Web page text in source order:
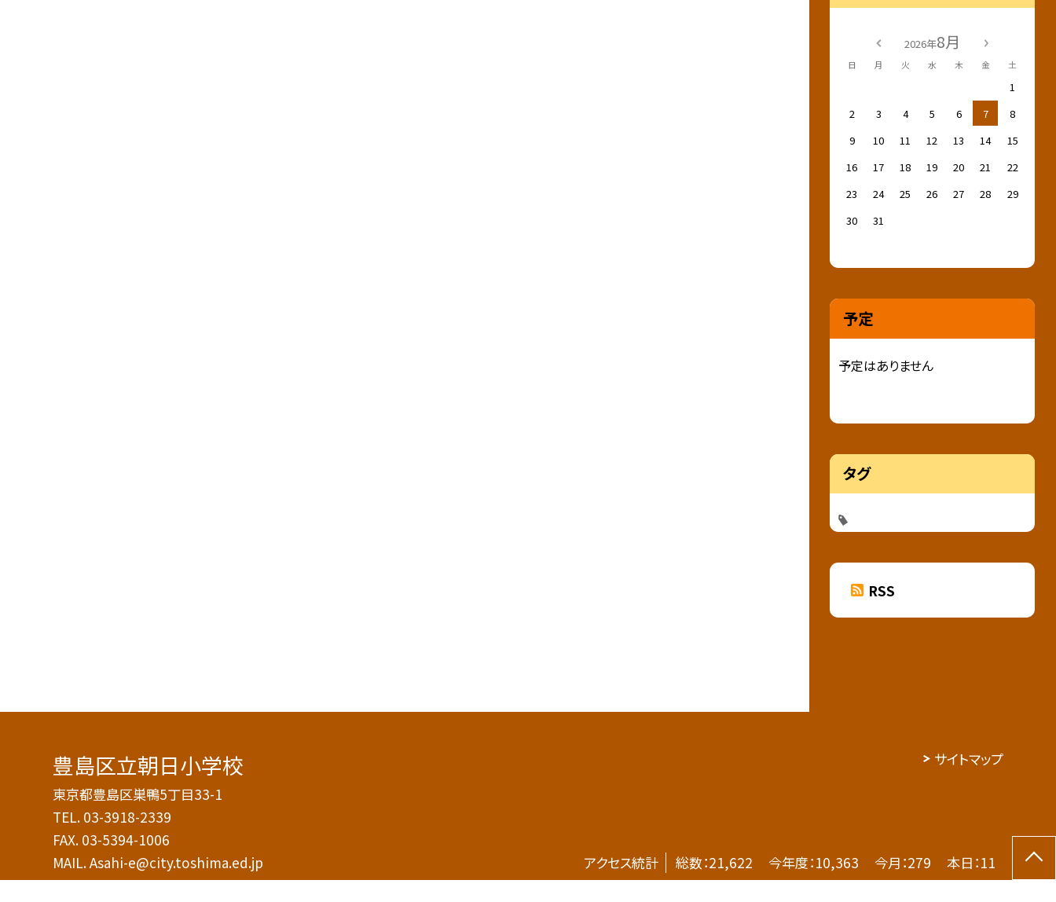
2026年8月
日 月 火 水 木 金 土
1
2
3 4 5 6 7
8
9
10 11 12 13 14
15
16
17 18 19 20 21
22
23
24 25 26 27 28
29
30
31
予定
予定はありません
タグ
RSS
豊島区立朝日小学校
東京都豊島区巣鴨5丁目33-1
TEL. 03-3918-2339
FAX. 03-5394-1006
MAIL. Asahi-e@city.toshima.ed.jp
サイトマップ
アクセス統計 総数：21,622 今年度：10,363 今月：279 本日：11